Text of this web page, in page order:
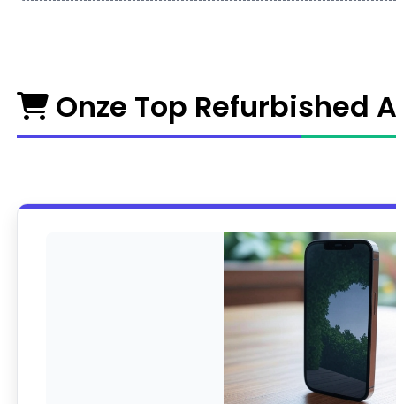
Onze Top Refurbished